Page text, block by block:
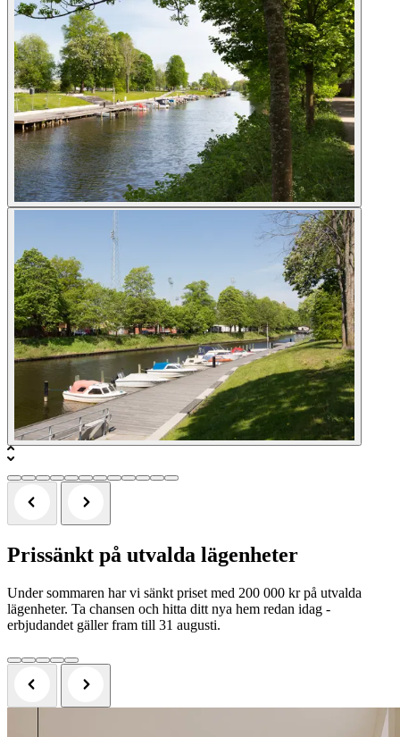
Prissänkt på utvalda lägenheter
Under sommaren har vi sänkt priset med 200 000 kr på utvalda
lägenheter. Ta chansen och hitta ditt nya hem redan idag -
erbjudandet gäller fram till 31 augusti.